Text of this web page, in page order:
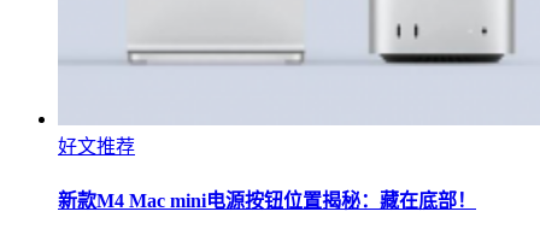
好文推荐
新款M4 Mac mini电源按钮位置揭秘：藏在底部！